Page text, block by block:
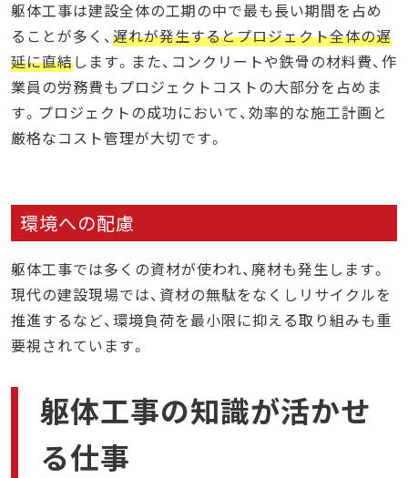
躯体工事は建設全体の工期の中で最も長い期間を占め
ることが多く、遅れが発生するとプロジェクト全体の遅
延に直結します。また、コンクリートや鉄骨の材料費、作
業員の労務費もプロジェクトコストの大部分を占めま
す。プロジェクトの成功において、効率的な施工計画と
厳格なコスト管理が大切です。
環境への配慮
躯体工事では多くの資材が使われ、廃材も発生します。
現代の建設現場では、資材の無駄をなくしリサイクルを
推進するなど、環境負荷を最小限に抑える取り組みも重
要視されています。
躯体工事の知識が活かせ
る仕事